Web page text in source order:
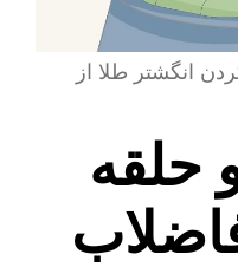
انگشتر طلا از
حلقه